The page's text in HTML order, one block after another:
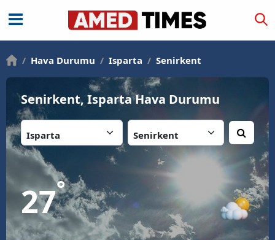
/ Hava Durumu / Isparta / Senirkent
Senirkent, Isparta Hava Durumu
27°